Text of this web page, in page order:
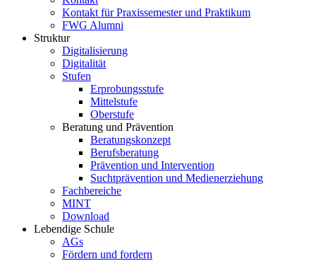
Kontakt für Praxissemester und Praktikum
FWG Alumni
Struktur
Digitalisierung
Digitalität
Stufen
Erprobungsstufe
Mittelstufe
Oberstufe
Beratung und Prävention
Beratungskonzept
Berufsberatung
Prävention und Intervention
Suchtprävention und Medienerziehung
Fachbereiche
MINT
Download
Lebendige Schule
AGs
Fördern und fordern